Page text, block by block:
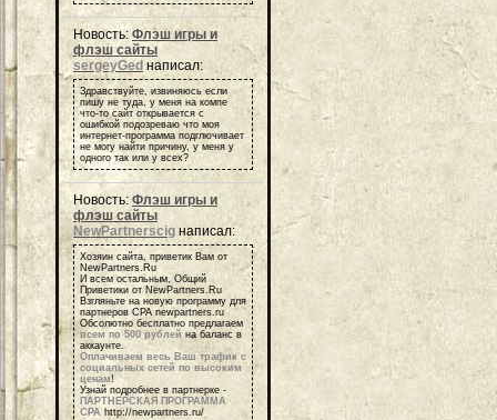
Новость: Флэш игры и
флэш сайты
sergeyGed написал:
Здравствуйте, извиняюсь если
пишу не туда, у меня на компе
что-то сайт открывается с
ошибкой подозреваю что моя
интернет-программа подглючивает
не могу найти причину, у меня у
одного так или у всех?
Новость: Флэш игры и
флэш сайты
NewPartnerscig написал:
Хозяин сайта, приветик Вам от
NewPartners.Ru
И всем остальным, Общий
Приветики от NewPartners.Ru
Взгляньте на новую программу для
партнеров СРА newpartners.ru
Обсолютно бесплатно предлагаем
всем по 500 рублей на баланс в
аккаунте.
Оплачиваем весь Ваш трафик с
социальных сетей по высоким
ценам!
Узнай подробнее в партнерке -
ПАРТНЕРСКАЯ ПРОГРАММА
СРА http://newpartners.ru/